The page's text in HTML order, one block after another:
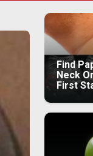
Find
Neck
First